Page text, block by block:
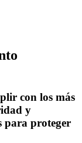
con los más
y
para proteger